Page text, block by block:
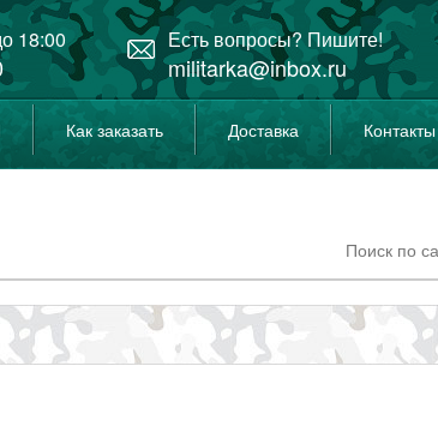
18:00 Есть вопросы? Пишите!
militarka@inbox.ru
Как заказать Доставка Контакты